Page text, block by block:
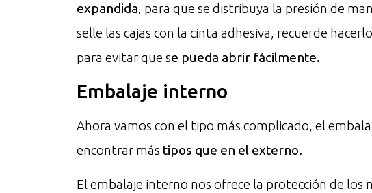
expandida, para que se distribuya la presión de
selle las cajas con la cinta adhesiva, recuerde
para evitar que se pueda abrir fácilmente.
Embalaje interno
Ahora vamos con el tipo más complicado, el
encontrar más tipos que en el externo.
El embalaje interno nos ofrece la protección de